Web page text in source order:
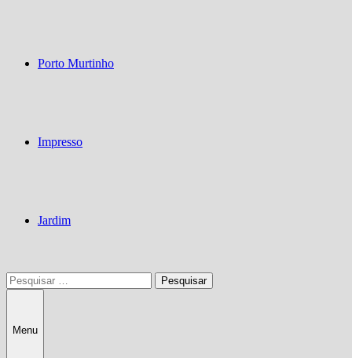
Porto Murtinho
Impresso
Jardim
Pesquisar
por:
Menu